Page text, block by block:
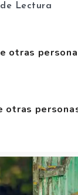
Lectura
otras
otras